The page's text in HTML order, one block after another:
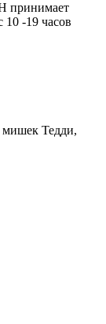
принимает
10 -19 часов
мишек Тедди,